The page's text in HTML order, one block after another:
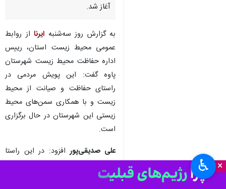
×
آغاز شد.
به گزارش روز سه‌شنبه ایرنا از روابط
عمومی محیط زیست استان، رییس
اداره حفاظت محیط زیست شهرستان
پاوه گفت: این پویش مردمی در
راستای حفاظت و صیانت از محیط
زیست و با همکاری سمن‌های محیط
زیستی این شهرستان در حال برگزاری
است.
علی صدیقی‌پورافزود: در این راستا
♿︎